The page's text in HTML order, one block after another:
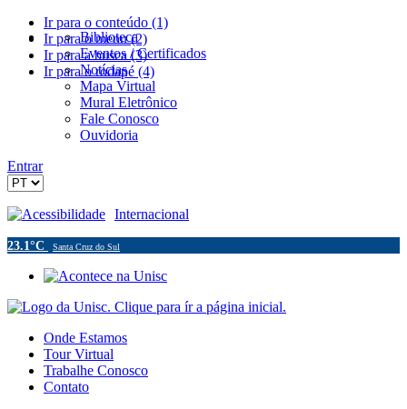
Ir para o conteúdo (1)
Ir para o menu (2)
Ir para a busca (3)
Ir para o rodapé (4)
Biblioteca
Eventos / Certificados
Notícias
Mapa Virtual
Mural Eletrônico
Fale Conosco
Ouvidoria
Entrar
Acessibilidade Internacional
23.1°C Santa Cruz do Sul
Onde Estamos
Tour Virtual
Trabalhe Conosco
Contato